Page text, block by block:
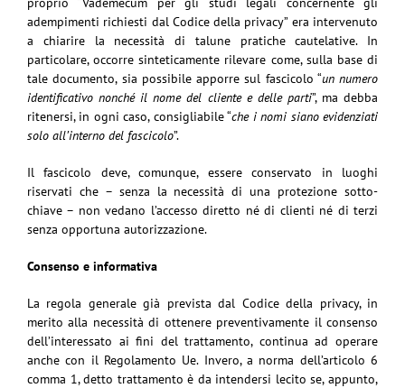
adempimenti richiesti dal Codice della privacy” era intervenuto
a chiarire la necessità di talune pratiche cautelative. In
particolare, occorre sinteticamente rilevare come, sulla base di
tale documento, sia possibile apporre sul fascicolo “un numero
identificativo nonché il nome del cliente e delle parti”, ma debba
ritenersi, in ogni caso, consigliabile “che i nomi siano evidenziati
solo all’interno del fascicolo”.
Il fascicolo deve, comunque, essere conservato in luoghi
riservati che – senza la necessità di una protezione sotto-
chiave – non vedano l’accesso diretto né di clienti né di terzi
senza opportuna autorizzazione.
Consenso e informativa
La regola generale già prevista dal Codice della privacy, in
merito alla necessità di ottenere preventivamente il consenso
dell’interessato ai fini del trattamento, continua ad operare
anche con il Regolamento Ue. Invero, a norma dell’articolo 6
comma 1, detto trattamento è da intendersi lecito se, appunto,